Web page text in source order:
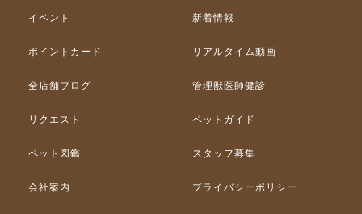
イベント 新着情報
ポイントカード リアルタイム動画
全店舗ブログ 管理獣医師健診
リクエスト ペットガイド
ペット図鑑 スタッフ募集
会社案内 プライバシーポリシー